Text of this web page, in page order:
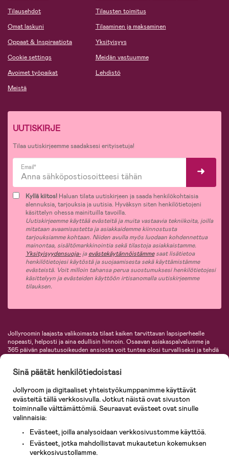
Tilausehdot
Omat laskuni
Oppaat & Inspiraatiota
Cookie settings
Avoimet työpaikat
Meistä
Tilausten toimitus
Tilaaminen ja maksaminen
Yksityisyys
Meidän vastuumme
Lehdistö
UUTISKIRJE
Tilaa uutiskirjeemme saadaksesi erityisetuja!
Email*
Kyllä kiitos! Haluan tilata uutiskirjeen ja saada henkilökohtaisia
alennuksia, tarjouksia ja uutisia. Hyväksyn siten henkilötietojeni
käsittelyn ohessa mainituilla tavoilla.
Uutiskirjeemme käyttää evästeitä ja muita vastaavia tekniikoita, joilla
mitataan avaamisastetta ja asiakkaidemme kiinnostusta
tarjouksiamme kohtaan. Niiden avulla myös luodaan kohdennettua
mainontaa, sisältömarkkinointia sekä tilastoja asiakkaistamme.
Yksityisyydensuoja-jaevästekäytännöistämmesaat lisätietoa
henkilötietojesi käytöstä ja suojaamisesta sekä käyttämistämme
evästeistä. Voit milloin tahansa perua suostumuksesi henkilötietojesi
käsittelyyn ja evästeiden käyttöön irtisanomalla uutiskirjeemme
tilauksen.
Jollyroomin laajasta valikoimasta tilaat kaiken tarvittavan lapsiperheelle
nopeasti, helposti ja aina edullisin hinnoin. Osaavan asiakaspalvelumme ja
365 päivän palautusoikeuden ansiosta voit tuntea olosi turvalliseksi ja tehdä
lastentarvikkeita sekä paljon muuta. Meiltä löydät lukuisia tunnettuja
KidKraft, Ergobaby, Philips Avent, Neonate, Cybex, LEGO ja monia muita!
Tervetuloa shoppailemaan Pohjoismaiden suurimpaan lastentarvikkeiden
verkkokauppaan!
Sinä päätät henkilötiedoistasi
Jollyroom ja digitaaliset yhteistyökumppanimme käyttävät
evästeitä tällä verkkosivulla. Jotkut näistä ovat sivuston
toiminnalle välttämättömiä. Seuraavat evästeet ovat sinulle
valinnaisia:
Evästeet, joilla analysoidaan verkkosivustomme käyttöä.
Evästeet, jotka mahdollistavat mukautetun kokemuksen
verkkosivustollamme.